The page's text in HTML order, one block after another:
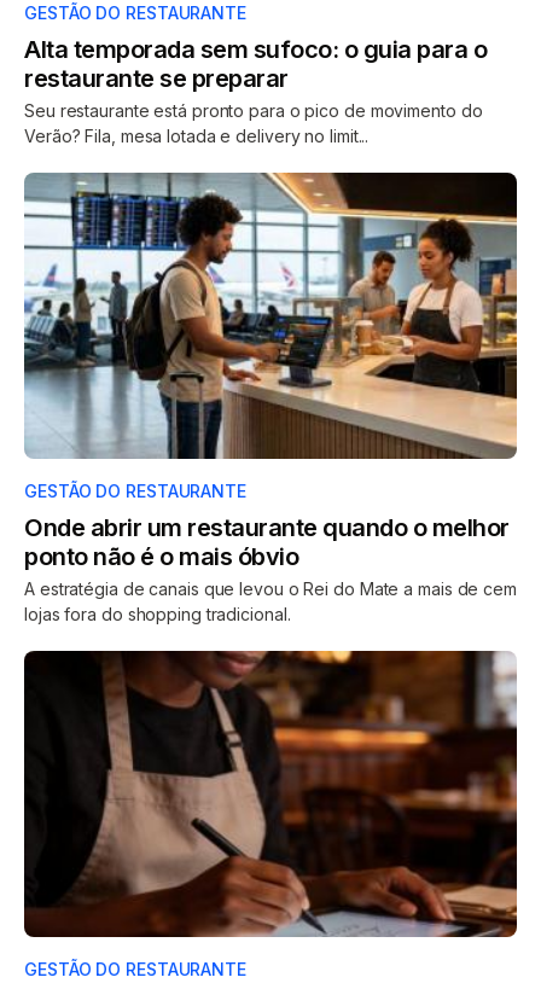
GESTÃO DO RESTAURANTE
Alta temporada sem sufoco: o guia para o
restaurante se preparar
Seu restaurante está pronto para o pico de movimento do
Verão? Fila, mesa lotada e delivery no limit...
GESTÃO DO RESTAURANTE
Onde abrir um restaurante quando o melhor
ponto não é o mais óbvio
A estratégia de canais que levou o Rei do Mate a mais de cem
lojas fora do shopping tradicional.
GESTÃO DO RESTAURANTE